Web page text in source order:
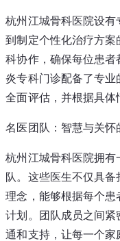
杭州江城骨科医院设
到制定个性化治疗方
科协作，确保每位患
炎专科门诊配备了专
全面评估，并根据具体
名医团队：智慧与关怀
杭州江城骨科医院拥
队。这些医生不仅具
理念，能够根据每个
计划。团队成员之间
通和支持，让每一个家